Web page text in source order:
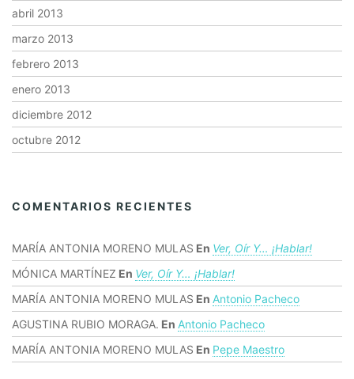
abril 2013
marzo 2013
febrero 2013
enero 2013
diciembre 2012
octubre 2012
COMENTARIOS RECIENTES
MARÍA ANTONIA MORENO MULAS En Ver, Oír Y… ¡hablar!
MÓNICA MARTÍNEZ En Ver, Oír Y… ¡hablar!
MARÍA ANTONIA MORENO MULAS En Antonio Pacheco
AGUSTINA RUBIO MORAGA. En Antonio Pacheco
MARÍA ANTONIA MORENO MULAS En Pepe Maestro